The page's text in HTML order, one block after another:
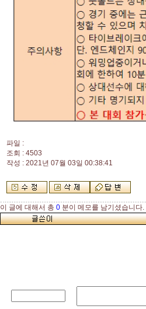
파일 :
조회 : 4503
작성 : 2021년 07월 03일 00:38:41
이 글에 대해서 총 0 분이 메모를 남기셨습니다.